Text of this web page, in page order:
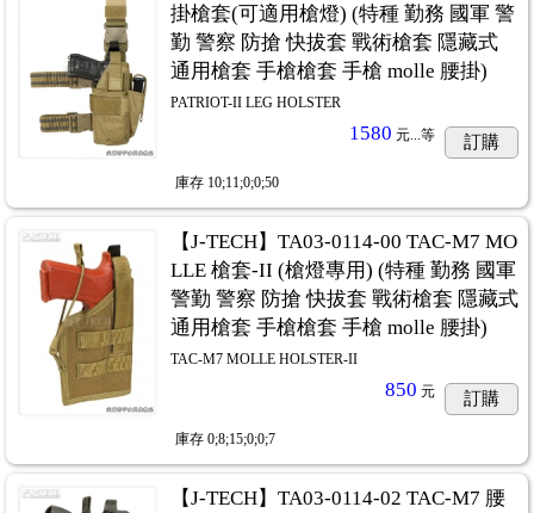
掛槍套(可適用槍燈) (特種 勤務 國軍 警
勤 警察 防搶 快拔套 戰術槍套 隱藏式
通用槍套 手槍槍套 手槍 molle 腰掛)
PATRIOT-II LEG HOLSTER
1580 元... 等 訂購
庫存 10;11;0;0;50
【J-TECH】TA03-0114-00 TAC-M7 MO
LLE 槍套-II (槍燈專用) (特種 勤務 國軍
警勤 警察 防搶 快拔套 戰術槍套 隱藏式
通用槍套 手槍槍套 手槍 molle 腰掛)
TAC-M7 MOLLE HOLSTER-II
850 元 訂購
庫存 0;8;15;0;0;7
【J-TECH】TA03-0114-02 TAC-M7 腰